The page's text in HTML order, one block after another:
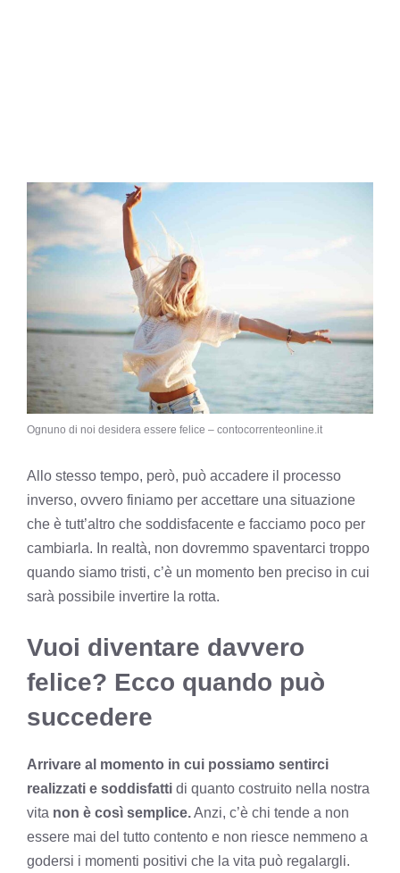
Ognuno di noi desidera essere felice – contocorrenteonline.it
Allo stesso tempo, però, può accadere il processo
inverso, ovvero finiamo per accettare una situazione
che è tutt’altro che soddisfacente e facciamo poco per
cambiarla. In realtà, non dovremmo spaventarci troppo
quando siamo tristi, c’è un momento ben preciso in cui
sarà possibile invertire la rotta.
Vuoi diventare davvero
felice? Ecco quando può
succedere
Arrivare al momento in cui possiamo sentirci
realizzati e soddisfatti di quanto costruito nella nostra
vita non è così semplice.Anzi, c’è chi tende a non
essere mai del tutto contento e non riesce nemmeno a
godersi i momenti positivi che la vita può regalargli.